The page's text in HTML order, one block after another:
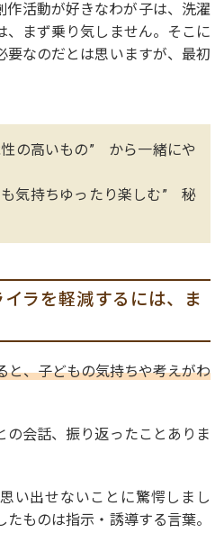
作活動が好きなわが子は、洗濯
、まず乗り気しません。そこに
要なのだとは思いますが、最初
の高いもの” から一緒にや
気持ちゆったり楽しむ” 秘
ラを軽減するには、ま
と、子どもの気持ちや考えがわ
の会話、振り返ったことありま
い出せないことに驚愕しまし
ものは指示・誘導する言葉。